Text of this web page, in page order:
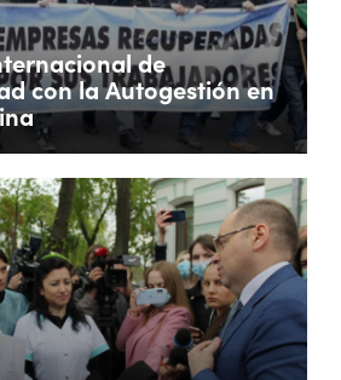
de
con la Autogestión en